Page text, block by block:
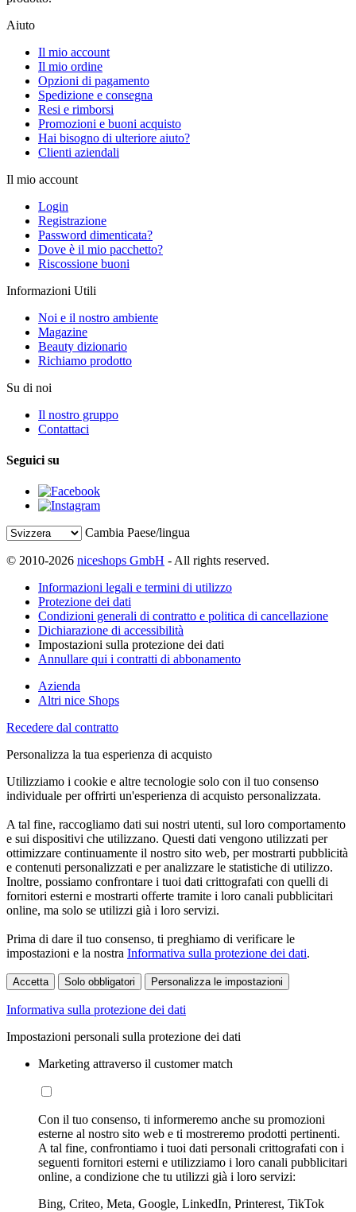
Aiuto
Il mio account
Il mio ordine
Opzioni di pagamento
Spedizione e consegna
Resi e rimborsi
Promozioni e buoni acquisto
Hai bisogno di ulteriore aiuto?
Clienti aziendali
Il mio account
Login
Registrazione
Password dimenticata?
Dove è il mio pacchetto?
Riscossione buoni
Informazioni Utili
Noi e il nostro ambiente
Magazine
Beauty dizionario
Richiamo prodotto
Su di noi
Il nostro gruppo
Contattaci
Seguici su
Cambia Paese/lingua
© 2010-2026 niceshops GmbH - All rights reserved.
Informazioni legali e termini di utilizzo
Protezione dei dati
Condizioni generali di contratto e politica di cancellazione
Dichiarazione di accessibilità
Impostazioni sulla protezione dei dati
Annullare qui i contratti di abbonamento
Azienda
Altri nice Shops
Recedere dal contratto
Personalizza la tua esperienza di acquisto
Utilizziamo i cookie e altre tecnologie solo con il tuo consenso
individuale per offrirti un'esperienza di acquisto personalizzata.
A tal fine, raccogliamo dati sui nostri utenti, sul loro comportamento
e sui dispositivi che utilizzano. Questi dati vengono utilizzati per
ottimizzare continuamente il nostro sito web, per mostrarti pubblicità
e contenuti personalizzati e per analizzare le statistiche di utilizzo.
Inoltre, possiamo confrontare i tuoi dati crittografati con quelli di
fornitori esterni e mostrarti offerte tramite i loro canali pubblicitari
online, ma solo se utilizzi già i loro servizi.
Prima di dare il tuo consenso, ti preghiamo di verificare le
impostazioni e la nostra Informativa sulla protezione dei dati.
Accetta Solo obbligatori Personalizza le impostazioni
Informativa sulla protezione dei dati
Impostazioni personali sulla protezione dei dati
Marketing attraverso il customer match
Con il tuo consenso, ti informeremo anche su promozioni
esterne al nostro sito web e ti mostreremo prodotti pertinenti.
A tal fine, confrontiamo i tuoi dati personali crittografati con i
seguenti fornitori esterni e utilizziamo i loro canali pubblicitari
online, a condizione che tu utilizzi già i loro servizi:
Bing, Criteo, Meta, Google, LinkedIn, Printerest, TikTok